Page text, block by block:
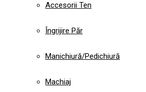
Accesorii Ten
Îngrijire Păr
Manichiură/Pedichiură
Machiaj